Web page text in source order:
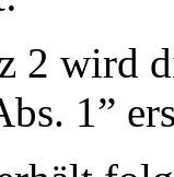
2 wird
1”